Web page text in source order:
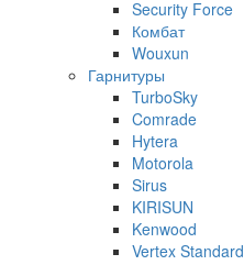
Security Force
Комбат
Wouxun
Гарнитуры
TurboSky
Comrade
Hytera
Motorola
Sirus
KIRISUN
Kenwood
Vertex Standard